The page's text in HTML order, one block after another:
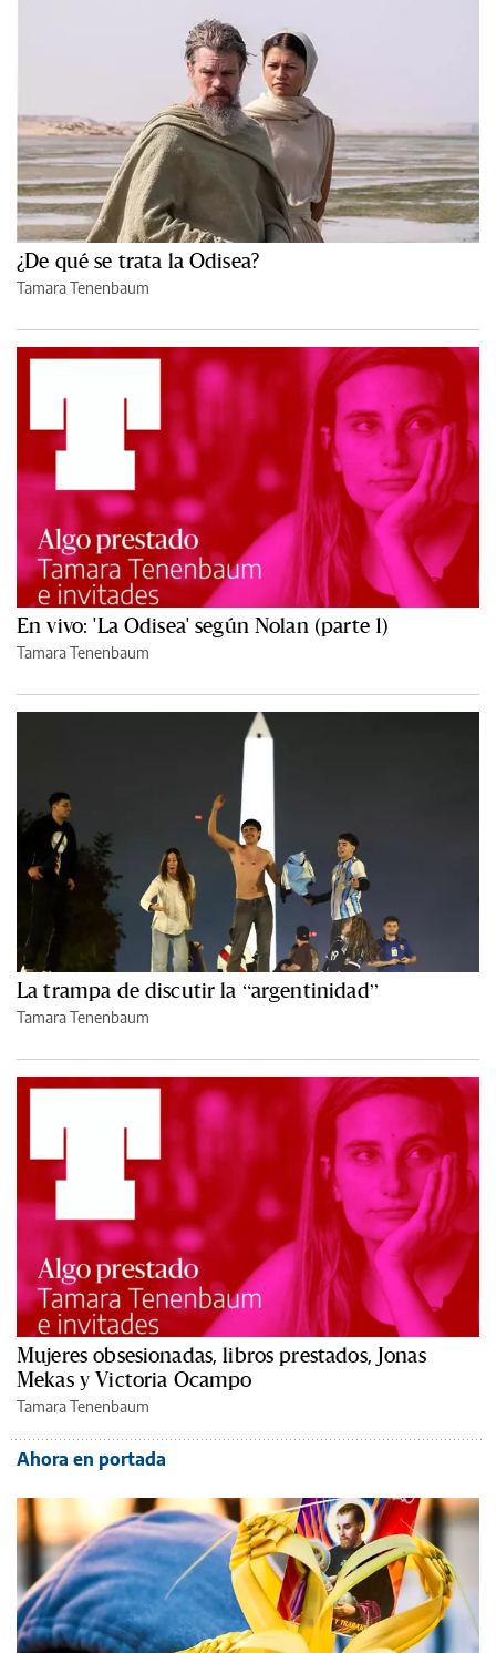
¿De qué se trata la Odisea?
Tamara Tenenbaum
En vivo: 'La Odisea' según Nolan (parte 1)
Tamara Tenenbaum
La trampa de discutir la “argentinidad”
Tamara Tenenbaum
Mujeres obsesionadas, libros prestados, Jonas
Mekas y Victoria Ocampo
Tamara Tenenbaum
Ahora en portada